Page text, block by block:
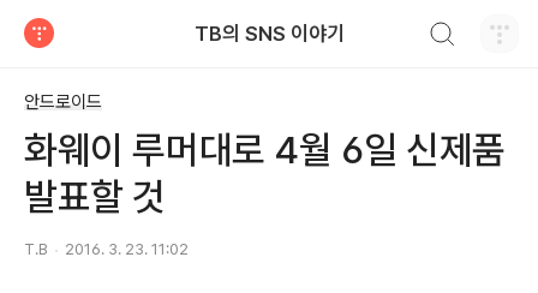
TB의 SNS 이야기
안드로이드
화웨이 루머대로 4월 6일 신제품
발표할 것
T.B 2016. 3. 23. 11:02